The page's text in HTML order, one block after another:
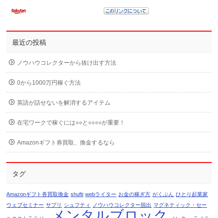
最近の投稿
ノウハウコレクターから抜け出す方法
0から1000万円稼ぐ方法
英語が話せないを解消するアイテム
在宅ワークで稼ぐには○○と○○○○が重要！
Amazonギフト券買取、換金するなら
タグ
Amazonギフト券買取換金 shufti webライター お金の稼ぎ方 がくぶん ひとり起業家
ウェブセミナー サプリ シュフティ ノウハウコレクター脱出 マグネティック・セー